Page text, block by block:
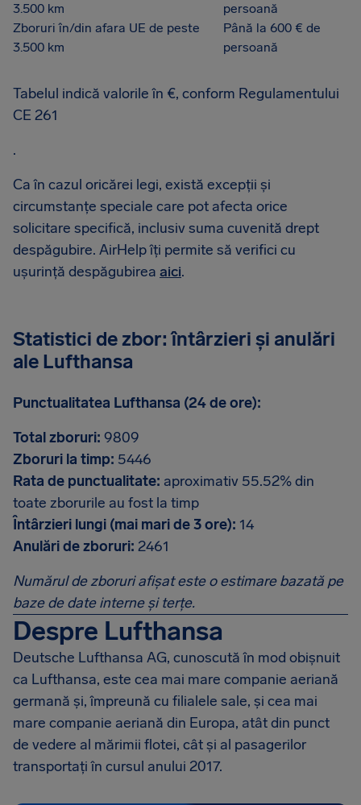
3.500 km
persoană
Zboruri în/din afara UE de peste
3.500 km
Până la 600 € de
persoană
Tabelul indică valorile în €, conform Regulamentului
CE 261
.
Ca în cazul oricărei legi, există excepții și
circumstanțe speciale care pot afecta orice
solicitare specifică, inclusiv suma cuvenită drept
despăgubire. AirHelp îți permite să verifici cu
ușurință despăgubirea aici.
Statistici de zbor: întârzieri și anulări
ale Lufthansa
Punctualitatea Lufthansa (24 de ore):
Total zboruri: 9809
Zboruri la timp: 5446
Rata de punctualitate: aproximativ 55.52% din
toate zborurile au fost la timp
Întârzieri lungi (mai mari de 3 ore): 14
Anulări de zboruri: 2461
Numărul de zboruri afișat este o estimare bazată pe
baze de date interne și terțe.
Despre Lufthansa
Deutsche Lufthansa AG, cunoscută în mod obișnuit
ca Lufthansa, este cea mai mare companie aeriană
germană și, împreună cu filialele sale, și cea mai
mare companie aeriană din Europa, atât din punct
de vedere al mărimii flotei, cât și al pasagerilor
transportați în cursul anului 2017.